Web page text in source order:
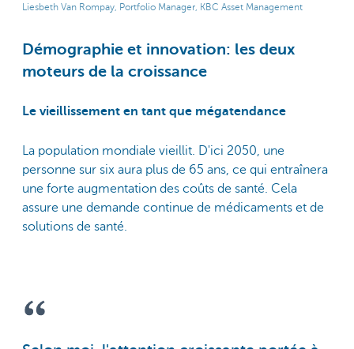
Liesbeth Van Rompay, Portfolio Manager, KBC Asset Management
Démographie et innovation: les deux
moteurs de la croissance
Le vieillissement en tant que mégatendance
La population mondiale vieillit. D'ici 2050, une
personne sur six aura plus de 65 ans, ce qui entraînera
une forte augmentation des coûts de santé. Cela
assure une demande continue de médicaments et de
solutions de santé.